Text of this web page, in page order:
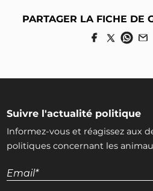
PARTAGER LA FICHE DE
Suivre l'actualité politique
Informez-vous et réagissez aux
politiques concernant les